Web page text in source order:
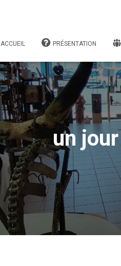
ACCUEIL PRÉSENTATION
un